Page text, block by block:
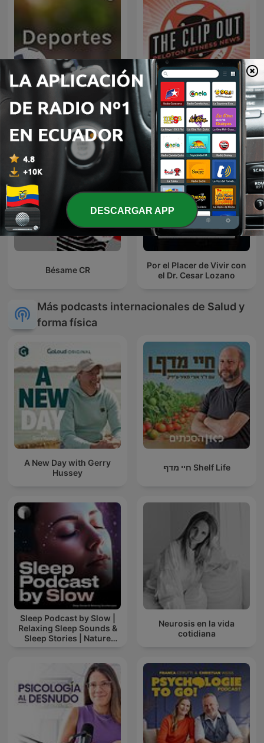
Deportes
The Clip Out - Peloton
Fitness News
Bésame CR
Por el Placer de Vivir con
el Dr. Cesar Lozano
Más podcasts internacionales de Salud y
forma física
A New Day with Gerry
Hussey
חיי מדף Shelf Life
Sleep Podcast by Slow |
Relaxing Sleep Sounds &
Sleep Stories | Nature
Neurosis en la vida
cotidiana
DESCARGAR APP